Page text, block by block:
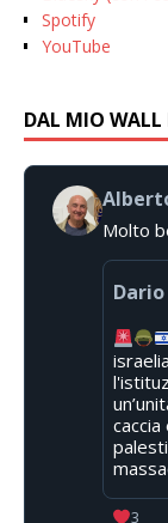
Spotify
YouTube
DAL MIO WALL
Molto
3